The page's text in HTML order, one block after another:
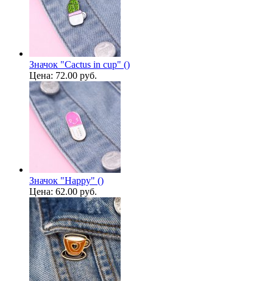
Значок "Cactus in cup" ()
Цена: 72.00 руб.
Значок "Happy" ()
Цена: 62.00 руб.